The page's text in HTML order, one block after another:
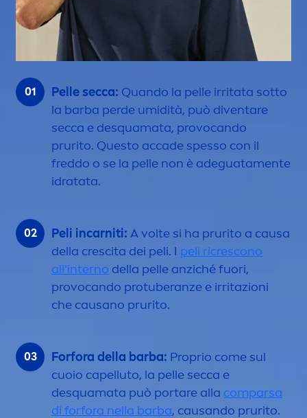
Pelle secca: Quando la pelle irritata sotto
la barba perde umidità, può diventare
secca e desquamata, provocando
prurito. Questo accade spesso con il
freddo o se la pelle non è adeguatamente
idratata.
Peli incarniti: A volte si ha prurito a causa
della crescita dei peli. I peli ricrescono
all'interno della pelle anziché fuori,
provocando protuberanze e irritazioni
che causano prurito.
Forfora della barba: Proprio come sul
cuoio capelluto, la pelle secca e
desquamata può portare alla comparsa
di forfora nella barba, causando prurito.